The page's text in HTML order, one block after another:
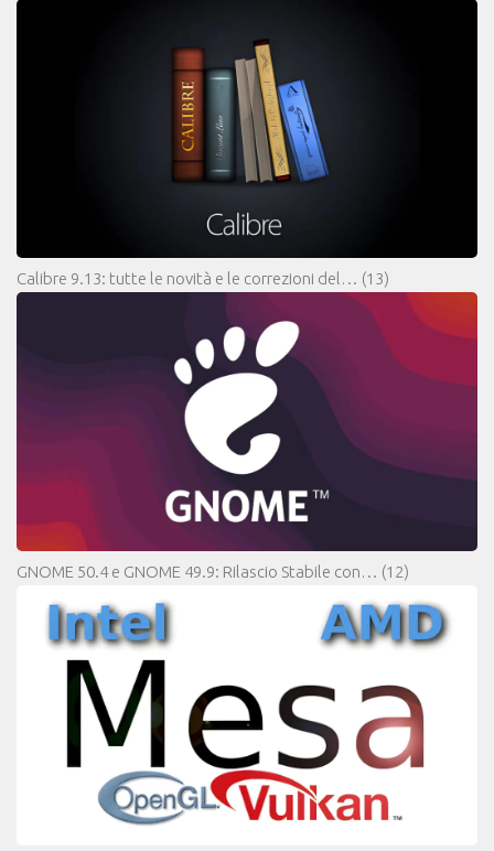
Calibre 9.13: tutte le novità e le correzioni del… (13)
GNOME 50.4 e GNOME 49.9: Rilascio Stabile con… (12)